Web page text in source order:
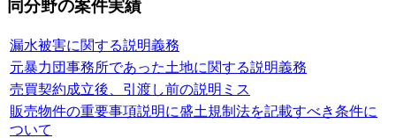
同分野の案件実績
漏水被害に関する説明義務
元暴力団事務所であった土地に関する説明義務
売買契約成立後、引渡し前の説明ミス
販売物件の重要事項説明に盛土規制法を記載すべき条件に
ついて